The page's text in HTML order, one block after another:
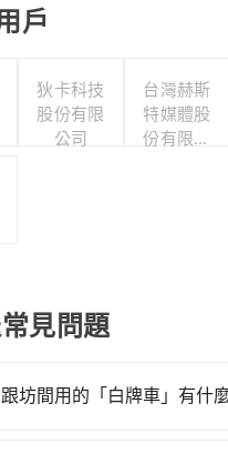
戶
狄卡科技
股份有限
公司
台灣赫斯
特媒體股
份有限公
見問題
坊間用的「白牌車」有什